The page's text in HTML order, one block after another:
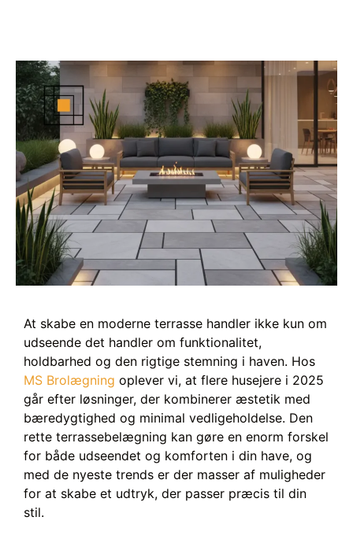
At skabe en moderne terrasse handler ikke kun om
udseende det handler om funktionalitet,
holdbarhed og den rigtige stemning i haven. Hos
MS Brolægning oplever vi, at flere husejere i 2025
går efter løsninger, der kombinerer æstetik med
bæredygtighed og minimal vedligeholdelse. Den
rette terrassebelægning kan gøre en enorm forskel
for både udseendet og komforten i din have, og
med de nyeste trends er der masser af muligheder
for at skabe et udtryk, der passer præcis til din
stil.